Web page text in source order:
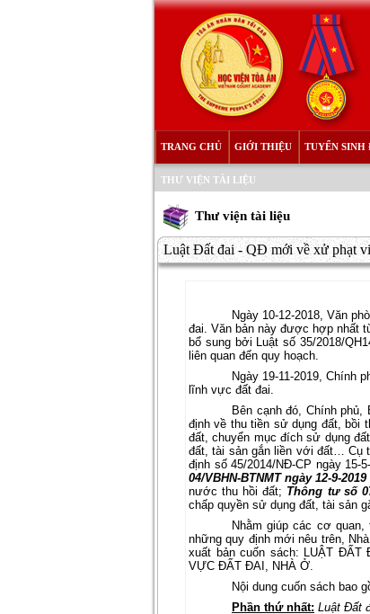
TRANG CHỦ GIỚI THIỆU TUYỂN SINH
THƯ VIỆN TÀI LIỆU
Thư viện tài liệu
Luật Đất đai - QĐ mới về xử phạt
Ngày 10-12-2018, Văn
đai. Văn bản này được hợp nhất
bổ sung bởi Luật số 35/2018/
liên quan đến quy hoạch.
Ngày 19-11-2019, Chính
lĩnh vực đất đai.
Bên cạnh đó, Chính
định về thu tiền sử dụng đất, bồi
đất, chuyển mục đích sử dụng
đất, tài sản gắn liền với đất… Cụ
định số 45/2014/NĐ-CP ngày 15-
04/VBHN-BTNMT ngày 12-9-2019
nước thu hồi đất; Thông tư số
chấp quyền sử dụng đất, tài sản
Nhằm giúp các cơ
những quy định mới nêu trên,
xuất bản cuốn sách: LUẬT ĐẤT
VỰC ĐẤT ĐAI, NHÀ Ở.
Nội dung cuốn sách bao
Phần thứ nhất: Luật Đất